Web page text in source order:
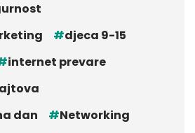
djeca 9-15
internet prevare
dan
Networking